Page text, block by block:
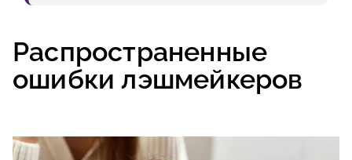
Распространенные
ошибки лэшмейкеров